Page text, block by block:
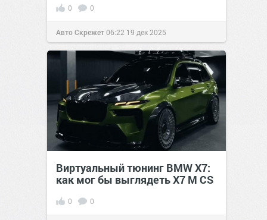
0 0
Авто Скрежет06:22 19 дек 2025
Виртуальный тюнинг BMW X7:
как мог бы выглядеть X7 M CS
0 0